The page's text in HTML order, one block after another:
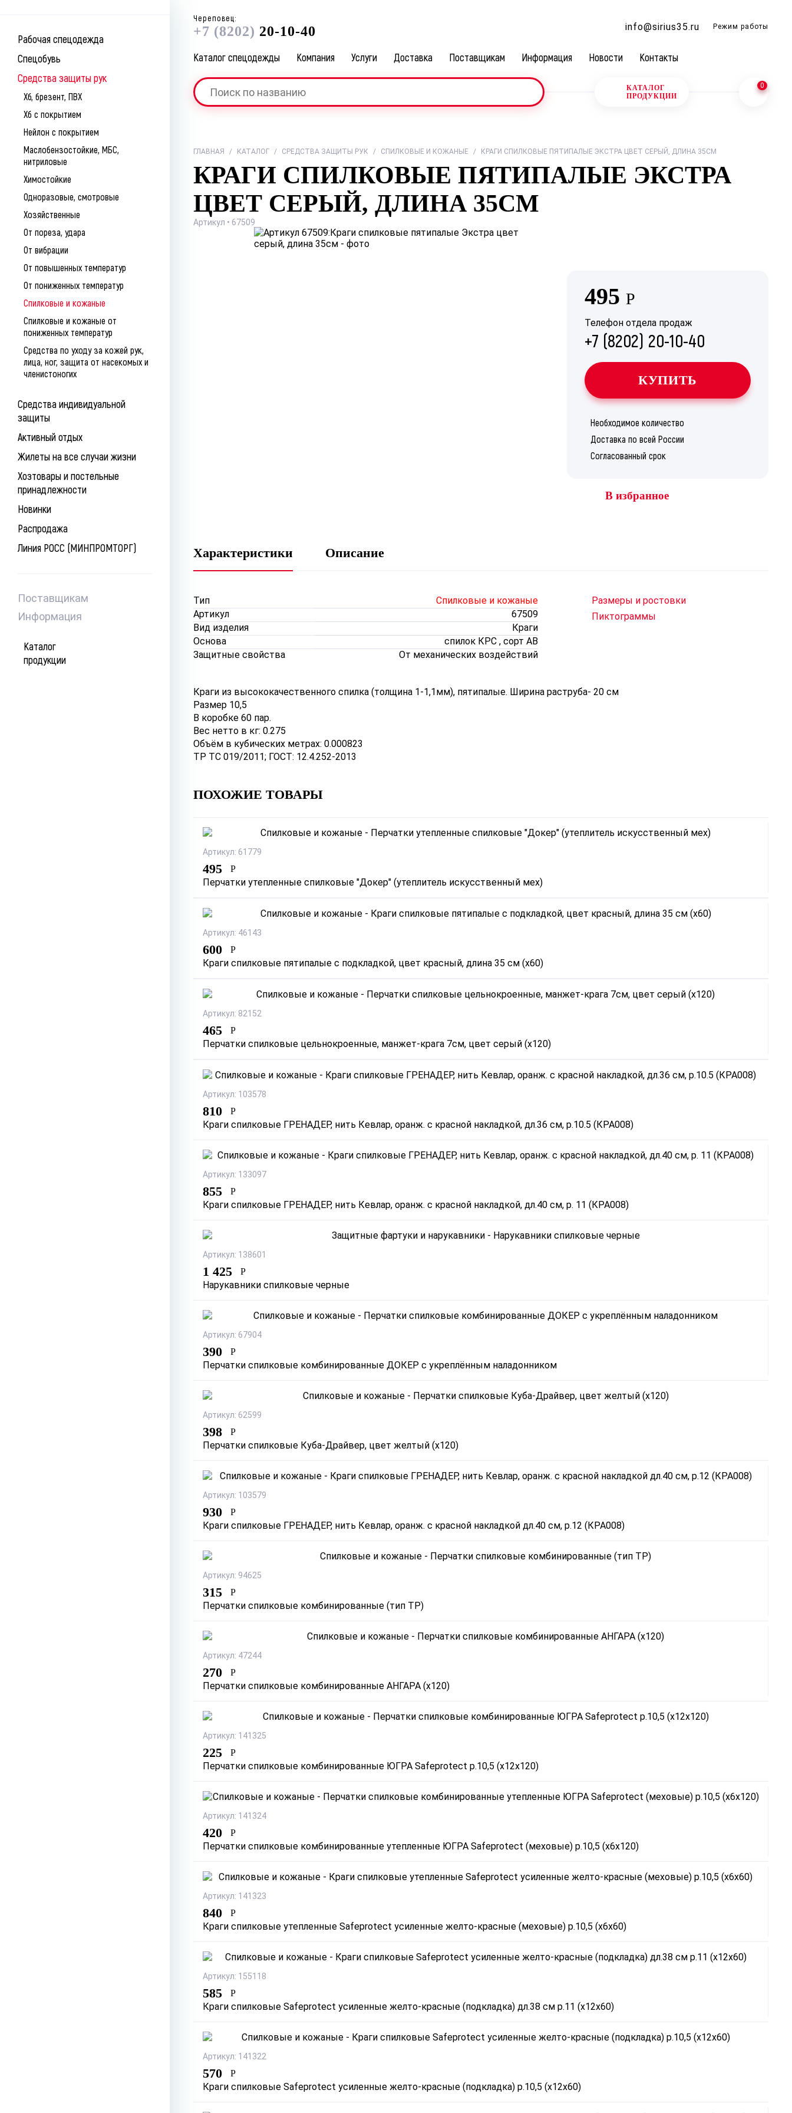
Рабочая спецодежда
Спецобувь
Средства защиты рук
Хб, брезент, ПВХ
Хб с покрытием
Нейлон с покрытием
Маслобензостойкие, МБС,
нитриловые
Химостойкие
Одноразовые, смотровые
Хозяйственные
От пореза, удара
От вибрации
От повышенных температур
От пониженных температур
Спилковые и кожаные
Спилковые и кожаные от
пониженных температур
Средства по уходу за кожей рук,
лица, ног, защита от насекомых и
членистоногих
Средства индивидуальной
защиты
Активный отдых
Жилеты на все случаи жизни
Хозтовары и постельные
принадлежности
Новинки
Распродажа
Линия РОСС (МИНПРОМТОРГ)
Поставщикам
Информация
Каталог
продукции
Череповец:
+7 (8202) 20-10-40 info@sirius35.ru Режим работы
Каталог спецодежды Компания Услуги Доставка Поставщикам Информация Новости Контакты
КАТАЛОГ
ПРОДУКЦИИ
0
ГЛАВНАЯ / КАТАЛОГ / СРЕДСТВА ЗАЩИТЫ РУК / СПИЛКОВЫЕ И КОЖАНЫЕ / КРАГИ СПИЛКОВЫЕ ПЯТИПАЛЫЕ ЭКСТРА ЦВЕТ СЕРЫЙ, ДЛИНА 35СМ
КРАГИ СПИЛКОВЫЕ ПЯТИПАЛЫЕ ЭКСТРА
ЦВЕТ СЕРЫЙ, ДЛИНА 35СМ
Артикул • 67509
В избранное
495 Р
Телефон отдела продаж
+7 (8202) 20-10-40
КУПИТЬ
Необходимое количество
Доставка по всей России
Согласованный срок
Характеристики Описание
Тип
Спилковые и кожаные
Артикул
67509
Вид изделия
Краги
Основа
спилок КРС , сорт АВ
Защитные свойства
От механических воздействий
Размеры и ростовки
Пиктограммы
Краги из высококачественного спилка (толщина 1-1,1мм), пятипалые. Ширина раструба- 20 см
Размер 10,5
В коробке 60 пар.
Вес нетто в кг: 0.275
Объём в кубических метрах: 0.000823
ТР ТС 019/2011; ГОСТ: 12.4.252-2013
ПОХОЖИЕ ТОВАРЫ
Артикул: 61779
495 Р
Перчатки утепленные спилковые "Докер" (утеплитель искусственный мех)
Артикул: 46143
600 Р
Краги спилковые пятипалые с подкладкой, цвет красный, длина 35 см (х60)
Артикул: 82152
465 Р
Перчатки спилковые цельнокроенные, манжет-крага 7см, цвет серый (х120)
Артикул: 103578
810 Р
Краги спилковые ГРЕНАДЕР, нить Кевлар, оранж. с красной накладкой, дл.36 см, р.10.5 (КРА008)
Артикул: 133097
855 Р
Краги спилковые ГРЕНАДЕР, нить Кевлар, оранж. с красной накладкой, дл.40 см, р. 11 (КРА008)
Артикул: 138601
1 425 Р
Нарукавники спилковые черные
Артикул: 67904
390 Р
Перчатки спилковые комбинированные ДОКЕР с укреплённым наладонником
Артикул: 62599
398 Р
Перчатки спилковые Куба-Драйвер, цвет желтый (х120)
Артикул: 103579
930 Р
Краги спилковые ГРЕНАДЕР, нить Кевлар, оранж. с красной накладкой дл.40 см, р.12 (КРА008)
Артикул: 94625
315 Р
Перчатки спилковые комбинированные (тип ТР)
Артикул: 47244
270 Р
Перчатки спилковые комбинированные АНГАРА (х120)
Артикул: 141325
225 Р
Перчатки спилковые комбинированные ЮГРА Safeprotect р.10,5 (х12х120)
Артикул: 141324
420 Р
Перчатки спилковые комбинированные утепленные ЮГРА Safeprotect (меховые) р.10,5 (х6х120)
Артикул: 141323
840 Р
Краги спилковые утепленные Safeprotect усиленные желто-красные (меховые) р.10,5 (х6х60)
Артикул: 155118
585 Р
Краги спилковые Safeprotect усиленные желто-красные (подкладка) дл.38 см р.11 (х12х60)
Артикул: 141322
570 Р
Краги спилковые Safeprotect усиленные желто-красные (подкладка) р.10,5 (х12х60)